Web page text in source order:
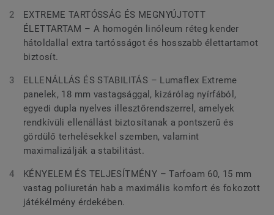
EXTREME TARTÓSSÁG ÉS MEGNYÚJTOTT
ÉLETTARTAM – A homogén linóleum réteg kender
hátoldallal extra tartósságot és hosszabb élettartamot
biztosít.
ELLENÁLLÁS ÉS STABILITÁS – Lumaflex Extreme
panelek, 18 mm vastagsággal, kizárólag nyírfából,
egyedi dupla nyelves illesztőrendszerrel, amelyek
rendkívüli ellenállást biztosítanak a pontszerű és
gördülő terhelésekkel szemben, valamint
maximalizálják a stabilitást.
KÉNYELEM ÉS TELJESÍTMÉNY – Tarfoam 60, 15 mm
vastag poliuretán hab a maximális komfort és fokozott
játékélmény érdekében.